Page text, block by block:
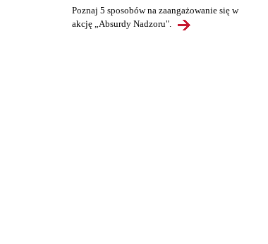
Poznaj 5 sposobów na zaangażowanie się w
akcję „Absurdy Nadzoru".